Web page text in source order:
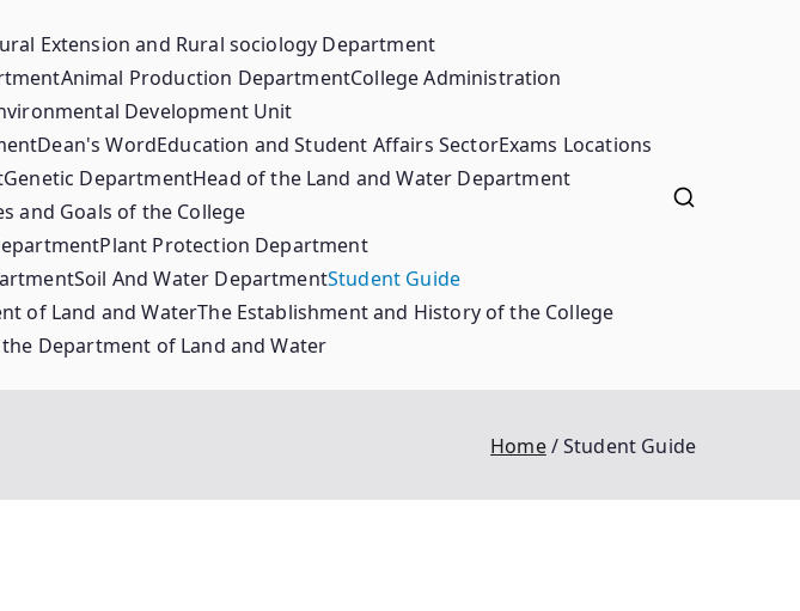
Extension and Rural sociology Department
Animal Production DepartmentCollege Administration
Development Unit
Dean's WordEducation and Student Affairs SectorExams Locations
Genetic DepartmentHead of the Land and Water Department
and Goals of the College
Plant Protection Department
Soil And Water DepartmentStudent Guide
of Land and WaterThe Establishment and History of the College
Department of Land and Water
Home Student Guide